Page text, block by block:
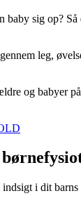
baby sig op? Så
leg,
og babyer på
i dit